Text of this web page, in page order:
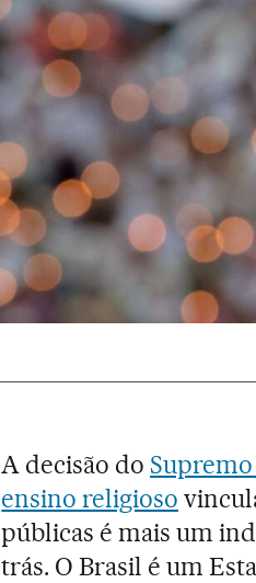
A decisão do
ensino religioso
públicas é mais um
trás. O Brasil é um